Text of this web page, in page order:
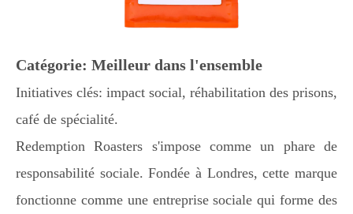
Catégorie: Meilleur dans l'ensemble
Initiatives clés: impact social, réhabilitation des prisons,
café de spécialité.
Redemption Roasters s'impose comme un phare de
responsabilité sociale. Fondée à Londres, cette marque
fonctionne comme une entreprise sociale qui forme des